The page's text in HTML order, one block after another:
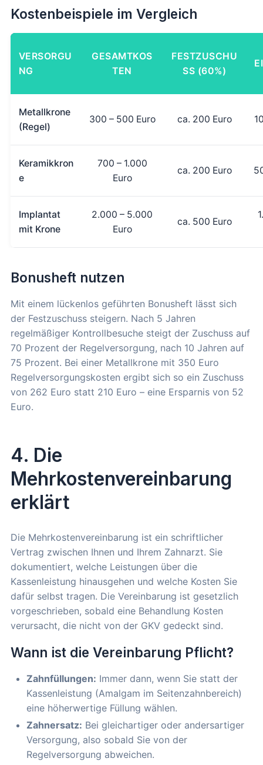
Kostenbeispiele im Vergleich
VERSORGU
NG
GESAMTKOS
TEN
FESTZUSCHU
SS (60%)
Metallkrone
(Regel)
300 – 500 Euro ca. 200 Euro
Keramikkron
e
700 – 1.000
Euro
ca. 200 Euro
Implantat
mit Krone
2.000 – 5.000
Euro
ca. 500 Euro
Bonusheft nutzen
Mit einem lückenlos geführten Bonusheft lässt sich
der Festzuschuss steigern. Nach 5 Jahren
regelmäßiger Kontrollbesuche steigt der Zuschuss auf
70 Prozent der Regelversorgung, nach 10 Jahren auf
75 Prozent. Bei einer Metallkrone mit 350 Euro
Regelversorgungskosten ergibt sich so ein Zuschuss
von 262 Euro statt 210 Euro – eine Ersparnis von 52
Euro.
4. Die
Mehrkostenvereinbarung
erklärt
Die Mehrkostenvereinbarung ist ein schriftlicher
Vertrag zwischen Ihnen und Ihrem Zahnarzt. Sie
dokumentiert, welche Leistungen über die
Kassenleistung hinausgehen und welche Kosten Sie
dafür selbst tragen. Die Vereinbarung ist gesetzlich
vorgeschrieben, sobald eine Behandlung Kosten
verursacht, die nicht von der GKV gedeckt sind.
Wann ist die Vereinbarung Pflicht?
Zahnfüllungen: Immer dann, wenn Sie statt der
Kassenleistung (Amalgam im Seitenzahnbereich)
eine höherwertige Füllung wählen.
Zahnersatz: Bei gleichartiger oder andersartiger
Versorgung, also sobald Sie von der
Regelversorgung abweichen.